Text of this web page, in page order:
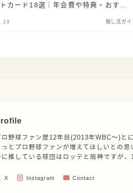
カード18選｜年会費や特典・おすす
推し活ガイ
ロ野球ファン歴12年目(2013年WBC〜)と
っとプロ野球ファンが増えてほしいとの
に推している球団はロッテと阪神ですが
X Instagram Contact